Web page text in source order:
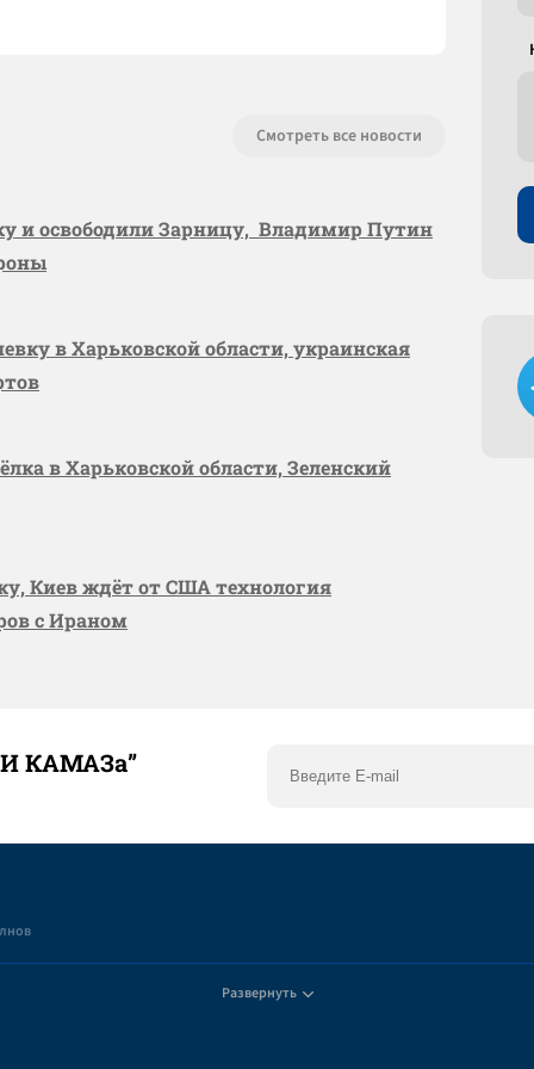
Смотреть все новости
и освободили Зарницу, Владимир Путин
в Харьковской области, украинская
в Харьковской области, Зеленский
Киев ждёт от США технология
с Ираном
КАМАЗа”
Развернуть